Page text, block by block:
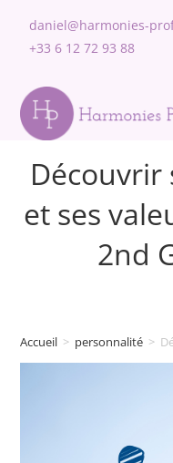
daniel@harmonies-
+33 6 12 72 93 88
Découvrir
et ses
2nd
Accueil > personnalité >